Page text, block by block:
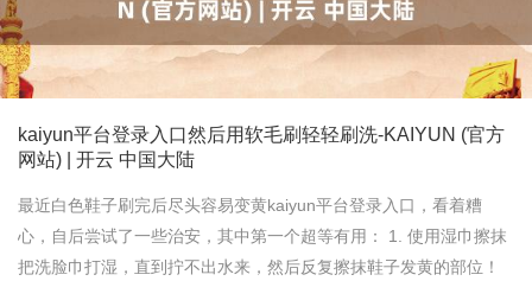
kaiyun平台登录入口然后用软毛刷轻轻刷洗-KAIYUN (官方
网站) | 开云 中国大陆
最近白色鞋子刷完后尽头容易变黄kaiyun平台登录入口，看着糟
心，自后尝试了一些治安，其中第一个超等有用： 1. 使用湿巾擦抹
把洗脸巾打湿，直到拧不出水来，然后反复擦抹鞋子发黄的部位！